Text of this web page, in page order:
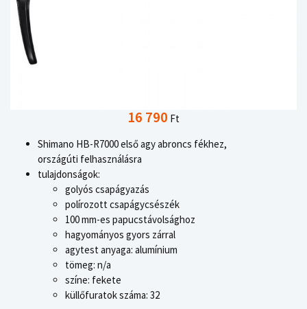
16 790 Ft
Shimano HB-R7000 első agy abroncs fékhez,
országúti felhasználásra
tulajdonságok:
golyós csapágyazás
polírozott csapágycsészék
100 mm-es papucstávolsághoz
hagyományos gyors zárral
agytest anyaga: alumínium
tömeg: n/a
színe: fekete
küllőfuratok száma: 32